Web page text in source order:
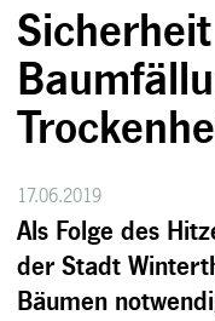
17.06.2019
Als Folge des
der Stadt
Bäumen